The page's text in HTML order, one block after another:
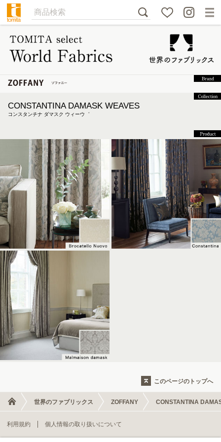
CONSTANTINA DAMASK WEAVES
コンスタンチナ ダマスク ウィーウ゛
このページのトップへ
世界のファブリックス ZOFFANY CONSTANTINA
利用規約 個人情報の取り扱いについて